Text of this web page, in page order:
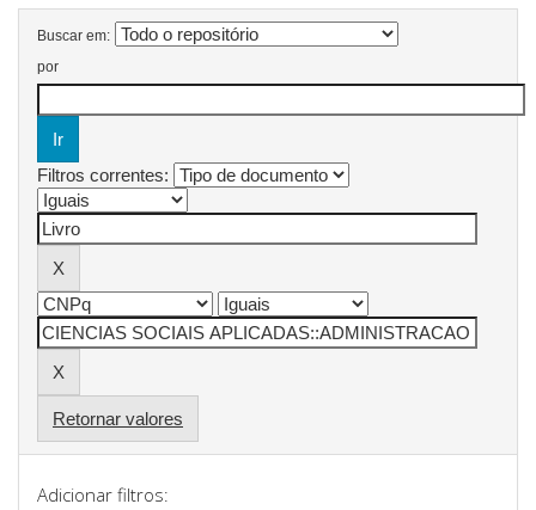
Buscar em:
por
Filtros correntes:
Retornar valores
Adicionar filtros: